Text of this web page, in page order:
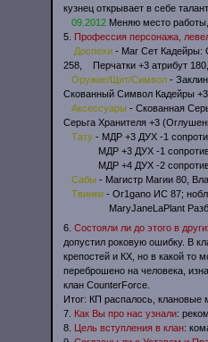
кузнец открывает в себе
09.2012Меняю место работы,
5. Профессия персонажа,
Доспехи- Маг Сет Кадейры:
258, Перчатки +3 атрибут
Оружие/Щит/Символ-
Скованный Символ Кадейры +3.
Аксессуары - Скованная
Серьга Хранителя +3
Тату- МДР +3 ДУХ -1
МДР +3 ДУХ -1
МДР +4 ДУХ -2
Сабы - Магистр Магии 80,
Твинки- Or1gano ИС 87; нобл
MaryJaneLaPlant
6. Состояли ли до этого в
допустил роковую ошибку. В
крепостей и КХ, но в какой то
переброшено на человека,
клан CounterForce.
Итог: КП распалось, клановые
7. Как Вы про нас узнали:
8. Цель вступления в клан: